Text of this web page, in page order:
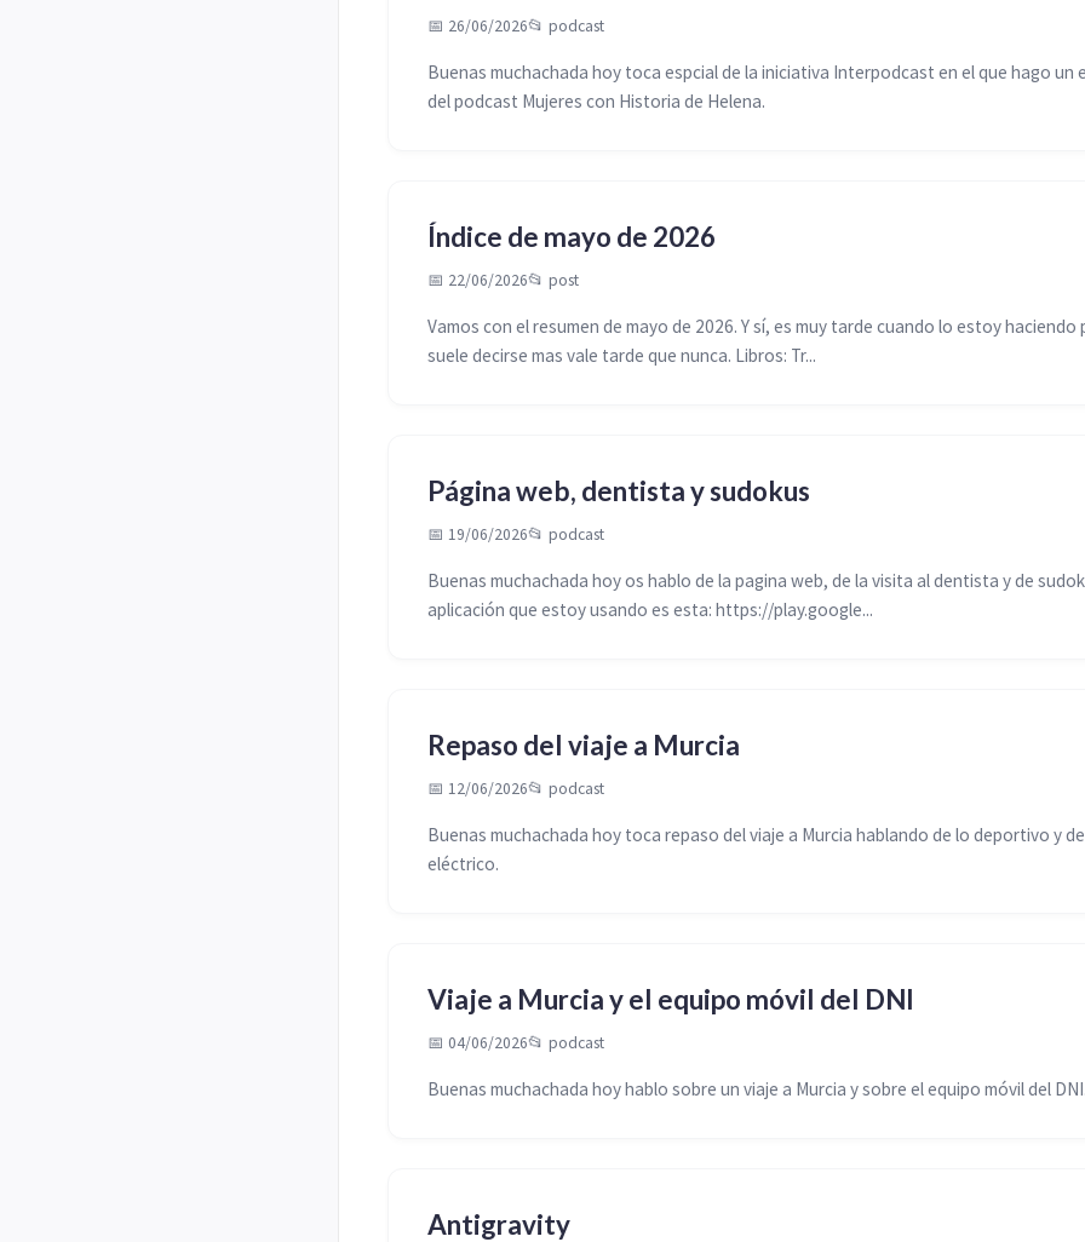
📅 26/06/2026📂 podcast
Buenas muchachada hoy toca espcial de la iniciativa Interpodcast en el que hago un
del podcast Mujeres con Historia de Helena.
Índice de mayo de 2026
📅 22/06/2026📂 post
Vamos con el resumen de mayo de 2026. Y sí, es muy tarde cuando lo estoy haciendo
suele decirse mas vale tarde que nunca. Libros: Tr...
Página web, dentista y sudokus
📅 19/06/2026📂 podcast
Buenas muchachada hoy os hablo de la pagina web, de la visita al dentista y de
aplicación que estoy usando es esta: https://play.google...
Repaso del viaje a Murcia
📅 12/06/2026📂 podcast
Buenas muchachada hoy toca repaso del viaje a Murcia hablando de lo deportivo y
eléctrico.
Viaje a Murcia y el equipo móvil del DNI
📅 04/06/2026📂 podcast
Buenas muchachada hoy hablo sobre un viaje a Murcia y sobre el equipo móvil del
Antigravity